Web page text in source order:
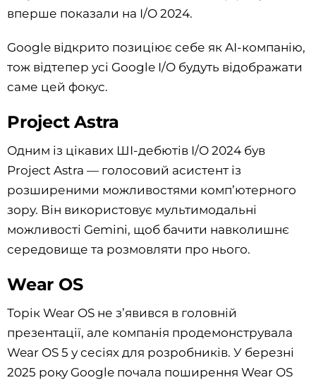
вперше показали на I/O 2024.
Google відкрито позиціює себе як AI-компанію,
тож відтепер усі Google I/O будуть відображати
саме цей фокус.
Project Astra
Одним із цікавих ШІ-дебютів I/O 2024 був
Project Astra — голосовий асистент із
розширеними можливостями комп’ютерного
зору. Він використовує мультимодальні
можливості Gemini, щоб бачити навколишнє
середовище та розмовляти про нього.
Wear OS
Торік Wear OS не з’явився в головній
презентації, але компанія продемонструвала
Wear OS 5 у сесіях для розробників. У березні
2025 року Google почала поширення Wear OS